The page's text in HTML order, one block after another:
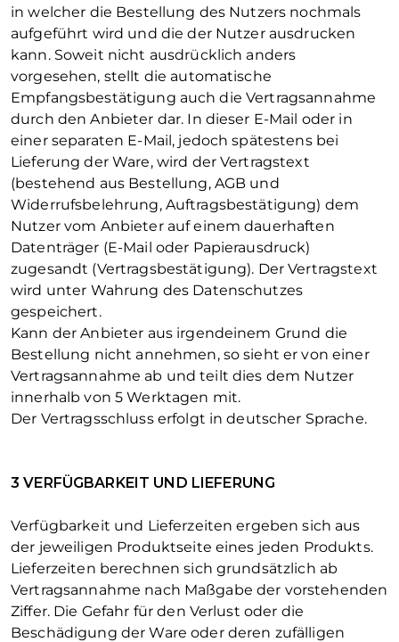
in welcher die Bestellung des Nutzers nochmals
aufgeführt wird und die der Nutzer ausdrucken
kann. Soweit nicht ausdrücklich anders
vorgesehen, stellt die automatische
Empfangsbestätigung auch die Vertragsannahme
durch den Anbieter dar. In dieser E-Mail oder in
einer separaten E-Mail, jedoch spätestens bei
Lieferung der Ware, wird der Vertragstext
(bestehend aus Bestellung, AGB und
Widerrufsbelehrung, Auftragsbestätigung) dem
Nutzer vom Anbieter auf einem dauerhaften
Datenträger (E-Mail oder Papierausdruck)
zugesandt (Vertragsbestätigung). Der Vertragstext
wird unter Wahrung des Datenschutzes
gespeichert.
Kann der Anbieter aus irgendeinem Grund die
Bestellung nicht annehmen, so sieht er von einer
Vertragsannahme ab und teilt dies dem Nutzer
innerhalb von 5 Werktagen mit.
Der Vertragsschluss erfolgt in deutscher Sprache.
3 VERFÜGBARKEIT UND LIEFERUNG
Verfügbarkeit und Lieferzeiten ergeben sich aus
der jeweiligen Produktseite eines jeden Produkts.
Lieferzeiten berechnen sich grundsätzlich ab
Vertragsannahme nach Maßgabe der vorstehenden
Ziffer. Die Gefahr für den Verlust oder die
Beschädigung der Ware oder deren zufälligen